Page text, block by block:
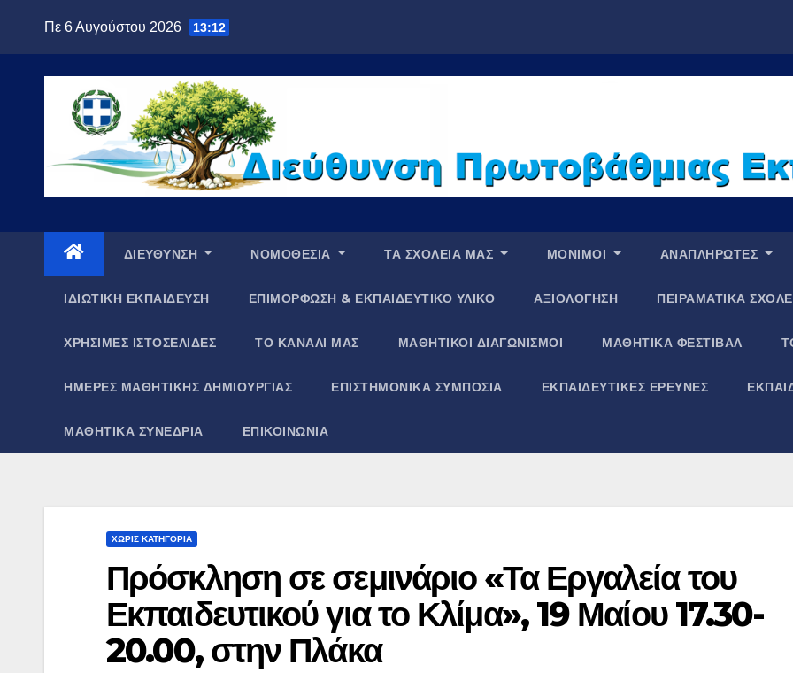
Πε 6 Αυγούστου 2026 13:12
ΔΙΕΥΘΥΝΣΗ ΝΟΜΟΘΕΣΙΑ ΤΑ ΣΧΟΛΕΙΑ ΜΑΣ ΜΟΝΙΜΟΙ ΑΝΑΠΛΗΡΩΤΕΣ
ΙΔΙΩΤΙΚΗ ΕΚΠΑΙΔΕΥΣΗ ΕΠΙΜΟΡΦΩΣΗ & ΕΚΠΑΙΔΕΥΤΙΚΟ ΥΛΙΚΟ ΑΞΙΟΛΟΓΗΣΗ ΠΕΙΡΑΜΑΤΙΚΑ
ΧΡΗΣΙΜΕΣ ΙΣΤΟΣΕΛΙΔΕΣ ΤΟ ΚΑΝΑΛΙ ΜΑΣ ΜΑΘΗΤΙΚΟΙ ΔΙΑΓΩΝΙΣΜΟΙ ΜΑΘΗΤΙΚΑ ΦΕΣΤΙΒΑΛ
ΗΜΕΡΕΣ ΜΑΘΗΤΙΚΗΣ ΔΗΜΙΟΥΡΓΙΑΣ ΕΠΙΣΤΗΜΟΝΙΚΑ ΣΥΜΠΟΣΙΑ ΕΚΠΑΙΔΕΥΤΙΚΕΣ ΕΡΕΥΝΕΣ
ΜΑΘΗΤΙΚΑ ΣΥΝΕΔΡΙΑ ΕΠΙΚΟΙΝΩΝΙΑ
ΧΩΡΊΣ ΚΑΤΗΓΟΡΊΑ
Πρόσκληση σε σεμινάριο «Τα Εργαλεία του
Εκπαιδευτικού για το Κλίμα», 19 Μαίου 17.30-
20.00, στην Πλάκα